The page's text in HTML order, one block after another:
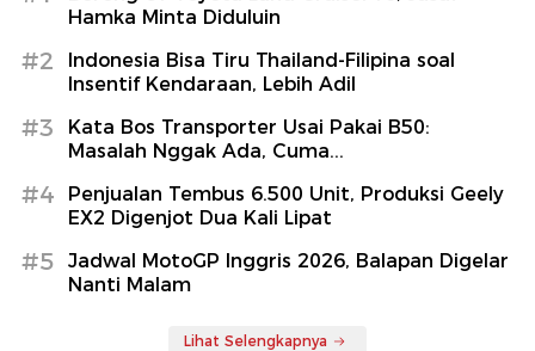
Hamka Minta Diduluin
#2
Indonesia Bisa Tiru Thailand-Filipina soal
Insentif Kendaraan, Lebih Adil
#3
Kata Bos Transporter Usai Pakai B50:
Masalah Nggak Ada, Cuma...
#4
Penjualan Tembus 6.500 Unit, Produksi Geely
EX2 Digenjot Dua Kali Lipat
#5
Jadwal MotoGP Inggris 2026, Balapan Digelar
Nanti Malam
Lihat Selengkapnya